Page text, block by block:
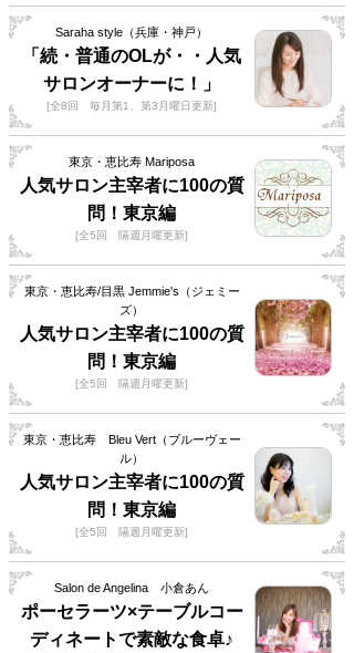
Saraha style（兵庫・神戸）
「続・普通のOLが・・人気
サロンオーナーに！」
[全8回 毎月第1、第3月曜日更新]
東京・恵比寿 Mariposa
人気サロン主宰者に100の質
問！東京編
[全5回 隔週月曜更新]
東京・恵比寿/目黒 Jemmie's（ジェミー
ズ）
人気サロン主宰者に100の質
問！東京編
[全5回 隔週月曜更新]
東京・恵比寿 Bleu Vert（ブルーヴェー
ル）
人気サロン主宰者に100の質
問！東京編
[全5回 隔週月曜更新]
Salon de Angelina 小倉あん
ポーセラーツ×テーブルコー
ディネートで素敵な食卓♪